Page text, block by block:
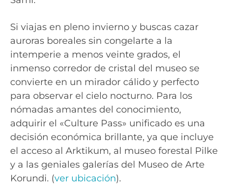
Si viajas en pleno invierno y buscas cazar
auroras boreales sin congelarte a la
intemperie a menos veinte grados, el
inmenso corredor de cristal del museo se
convierte en un mirador cálido y perfecto
para observar el cielo nocturno. Para los
nómadas amantes del conocimiento,
adquirir el «Culture Pass» unificado es una
decisión económica brillante, ya que incluye
el acceso al Arktikum, al museo forestal Pilke
y a las geniales galerías del Museo de Arte
Korundi. (ver ubicación).